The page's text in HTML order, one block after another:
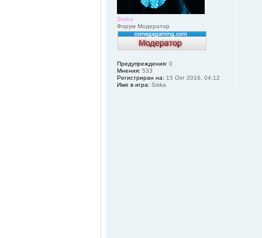
Siska
Форум Модератор
Предупреждения: 0
Мнения: 533
Регистриран на: 15 Окт 2016, 04:12
Име в игра: Siska